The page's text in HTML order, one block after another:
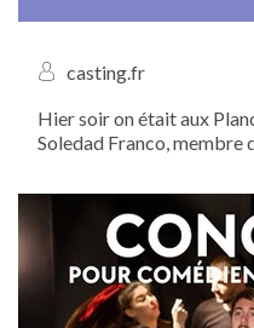
casting.fr
Hier soir on était aux
Soledad Franco, membre
bien rigolé...